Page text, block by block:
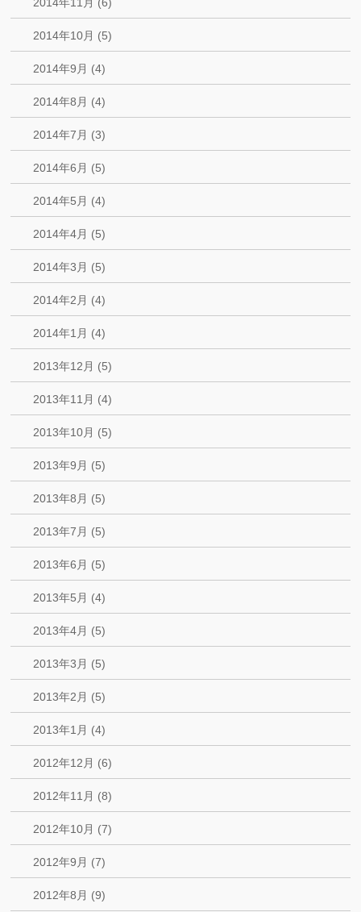
2014年10月 (5)
2014年9月 (4)
2014年8月 (4)
2014年7月 (3)
2014年6月 (5)
2014年5月 (4)
2014年4月 (5)
2014年3月 (5)
2014年2月 (4)
2014年1月 (4)
2013年12月 (5)
2013年11月 (4)
2013年10月 (5)
2013年9月 (5)
2013年8月 (5)
2013年7月 (5)
2013年6月 (5)
2013年5月 (4)
2013年4月 (5)
2013年3月 (5)
2013年2月 (5)
2013年1月 (4)
2012年12月 (6)
2012年11月 (8)
2012年10月 (7)
2012年9月 (7)
2012年8月 (9)